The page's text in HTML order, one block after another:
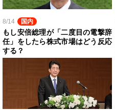
8/14 国内
もし安倍総理が「二度目の電撃辞
任」をしたら株式市場はどう反応
する？